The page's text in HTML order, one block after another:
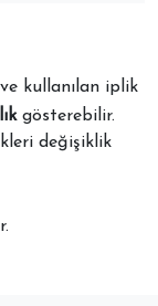
kullanılan iplik
gösterebilir.
değişiklik